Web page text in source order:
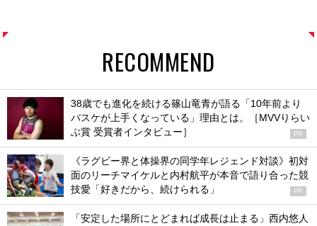
RECOMMEND
38歳でも進化を続ける篠山竜青が語る「10年前より
バスケが上手くなっている」理由とは。［MVVりらい
ぶ賞 受賞者インタビュー］
PR
《ラグビー界と体操界の同学年レジェンド対談》初対
面のリーチマイケルと内村航平が本音で語り合った競
技愛「好きだから、続けられる」
PR
「安定した場所にとどまれば成長は止まる」西内悠人